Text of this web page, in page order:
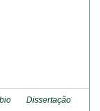
Dissertação